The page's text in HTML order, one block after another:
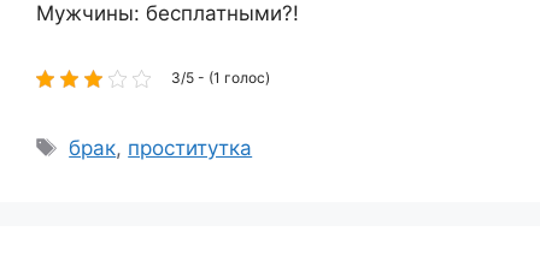
Мужчины: бесплатными?!
3/5 - (1 голос)
Метки
брак, проститутка